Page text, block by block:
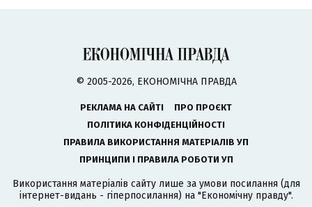
© 2005-2026, ЕКОНОМІЧНА ПРАВДА
РЕКЛАМА НА САЙТІ
ПРО ПРОЄКТ
ПОЛІТИКА КОНФІДЕНЦІЙНОСТІ
ПРАВИЛА ВИКОРИСТАННЯ МАТЕРІАЛІВ УП
ПРИНЦИПИ І ПРАВИЛА РОБОТИ УП
Використання матеріалів сайту лише за умови посилання (для
інтернет-видань - гіперпосилання) на "Економічну правду".